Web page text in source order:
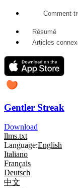
Comment
Résumé
Articles
Gentler Streak
Download
llms.txt
Language:English
Italiano
Français
Deutsch
中文